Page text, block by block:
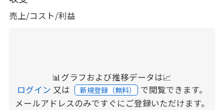
売上/コスト/利益
📊グラフおよび推移データは📈
ログイン 又は 新規登録（無料） で閲覧できます。
メールアドレスのみですぐにご登録いただけます。